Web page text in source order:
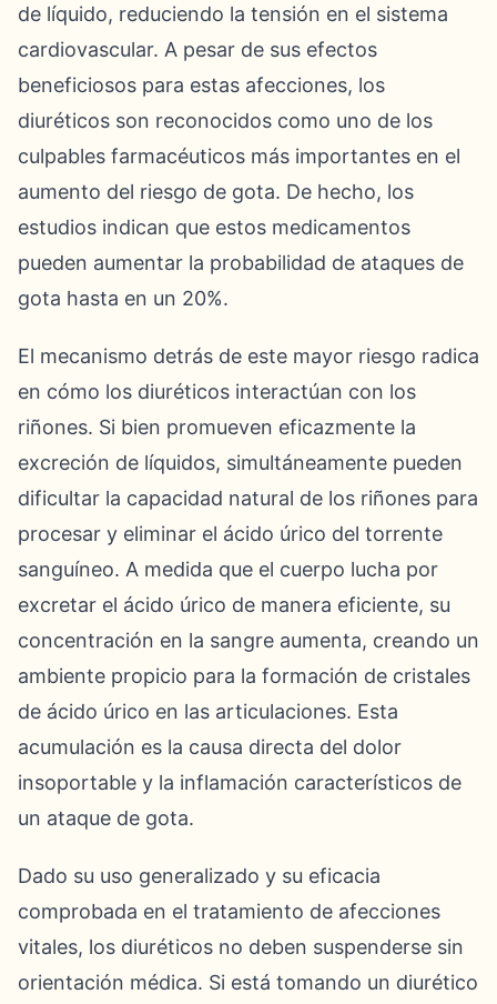
de líquido, reduciendo la tensión en el sistema
cardiovascular. A pesar de sus efectos
beneficiosos para estas afecciones, los
diuréticos son reconocidos como uno de los
culpables farmacéuticos más importantes en el
aumento del riesgo de gota. De hecho, los
estudios indican que estos medicamentos
pueden aumentar la probabilidad de ataques de
gota hasta en un 20%.
El mecanismo detrás de este mayor riesgo radica
en cómo los diuréticos interactúan con los
riñones. Si bien promueven eficazmente la
excreción de líquidos, simultáneamente pueden
dificultar la capacidad natural de los riñones para
procesar y eliminar el ácido úrico del torrente
sanguíneo. A medida que el cuerpo lucha por
excretar el ácido úrico de manera eficiente, su
concentración en la sangre aumenta, creando un
ambiente propicio para la formación de cristales
de ácido úrico en las articulaciones. Esta
acumulación es la causa directa del dolor
insoportable y la inflamación característicos de
un ataque de gota.
Dado su uso generalizado y su eficacia
comprobada en el tratamiento de afecciones
vitales, los diuréticos no deben suspenderse sin
orientación médica. Si está tomando un diurético